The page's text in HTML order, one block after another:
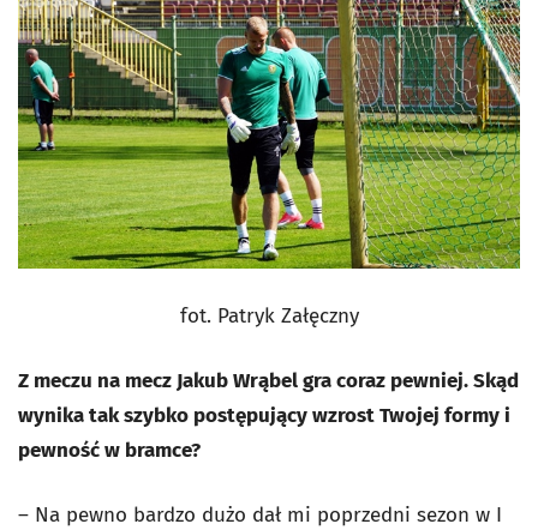
fot. Patryk Załęczny
Z meczu na mecz Jakub Wrąbel gra coraz pewniej. Skąd
wynika tak szybko postępujący wzrost Twojej formy i
pewność w bramce?
– Na pewno bardzo dużo dał mi poprzedni sezon w I